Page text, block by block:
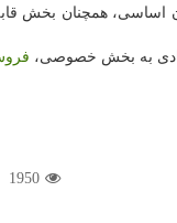
ایسنا، با وجود تاکیدات قوانین بالادستی همچون اصل
به بخش خصوصی،
1950